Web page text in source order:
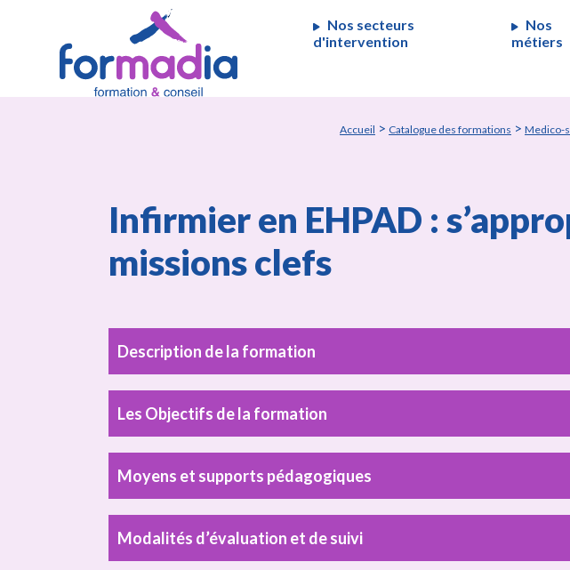
Nos secteurs
d'intervention
Nos
métiers
Accueil > Catalogue des formations > Medico-
Infirmier en EHPAD :
missions clefs
Description de la formation
Les Objectifs de la formation
Moyens et supports pédagogiques
Modalités d’évaluation et de suivi
Panneau de gestion des cookies